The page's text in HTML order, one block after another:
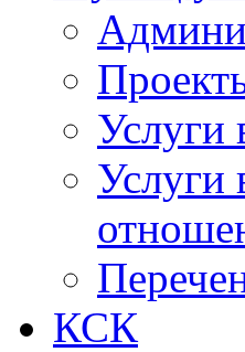
Услуги
Услуги
КСК